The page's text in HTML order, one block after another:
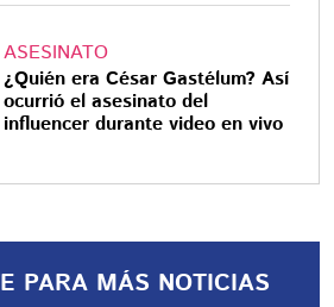
ASESINATO
¿Quién era César Gastélum? Así
ocurrió el asesinato del
influencer durante video en vivo
PARA MÁS NOTICIAS